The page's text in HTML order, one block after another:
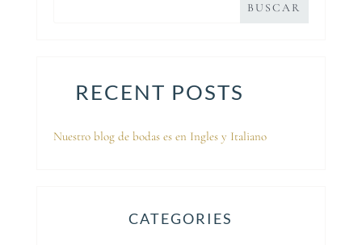
RECENT POSTS
Nuestro blog de bodas es en Ingles y Italiano
CATEGORIES